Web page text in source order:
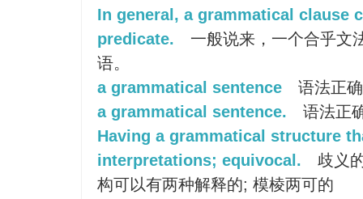
In general, a grammatical clause
predicate.
一般说来，一个合乎文
语。
a grammatical sentence
语法正
a grammatical sentence.
语法正
Having a grammatical structure
interpretations; equivocal.
歧义
构可以有两种解释的; 模棱两可的